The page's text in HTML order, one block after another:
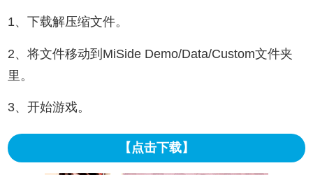
1、下载解压缩文件。
2、将文件移动到MiSide Demo/Data/Custom文件夹
里。
3、开始游戏。
【点击下载】